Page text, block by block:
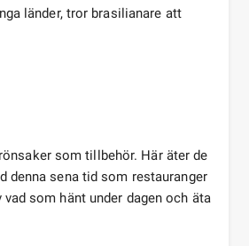
länder, tror brasilianare att
som tillbehör. Här äter de
denna sena tid som restauranger
som hänt under dagen och äta